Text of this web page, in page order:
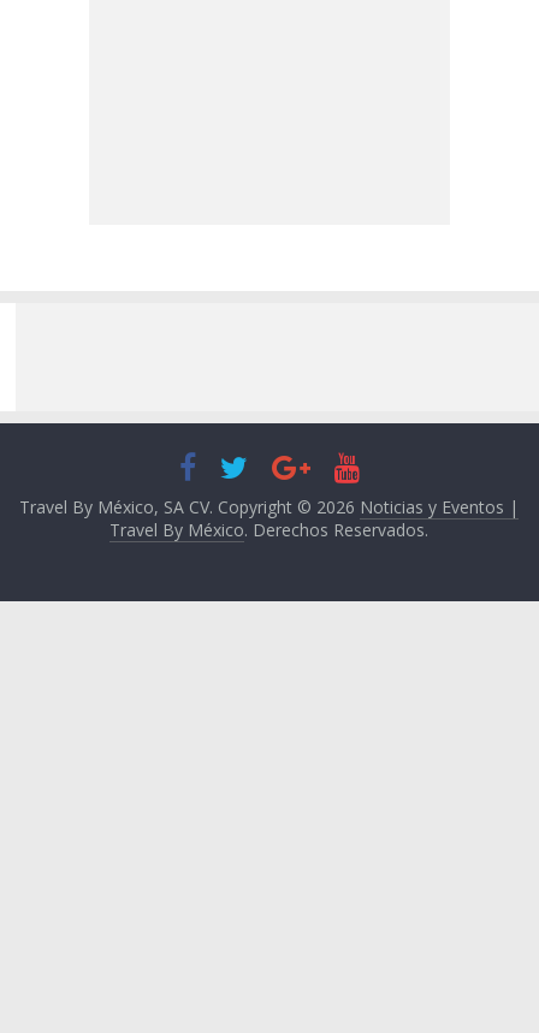
Travel By México, SA CV. Copyright © 2026 Noticias y Eventos |
Travel By México. Derechos Reservados.